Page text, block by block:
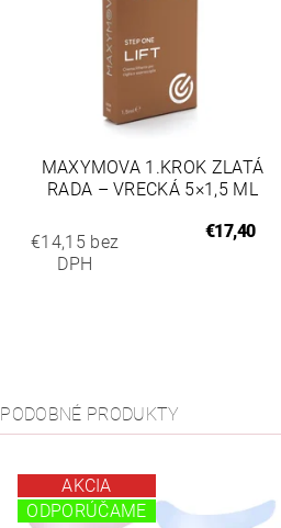
MAXYMOVA 1.KROK ZLATÁ
RADA – VRECKÁ 5×1,5 ML
€14,15 bez
DPH
€17,40
PODOBNÉ PRODUKTY
AKCIA
ODPORÚČAME